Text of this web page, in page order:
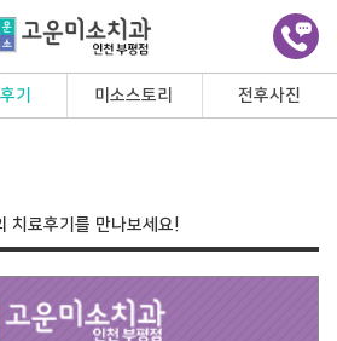
기 미소스토리 전후사진
치료후기를 만나보세요!